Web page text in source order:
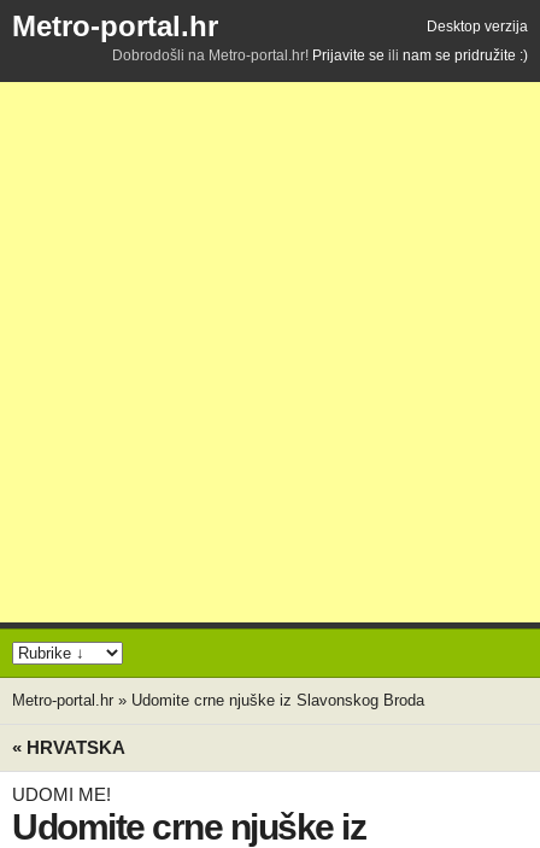
Metro-portal.hr
Desktop verzija
Dobrodošli na Metro-portal.hr! Prijavite se ili nam se pridružite :)
Metro-portal.hr » Udomite crne njuške iz Slavonskog Broda
« HRVATSKA
UDOMI ME!
Udomite crne njuške iz